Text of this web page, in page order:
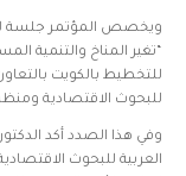
ويخصص المؤتمر جلسة
“تغير المناخ والتنمية
للتخطيط بالكويت
للبحوث الاقتصادية
وفي هذا الصدد أكد
العربية للبحوث